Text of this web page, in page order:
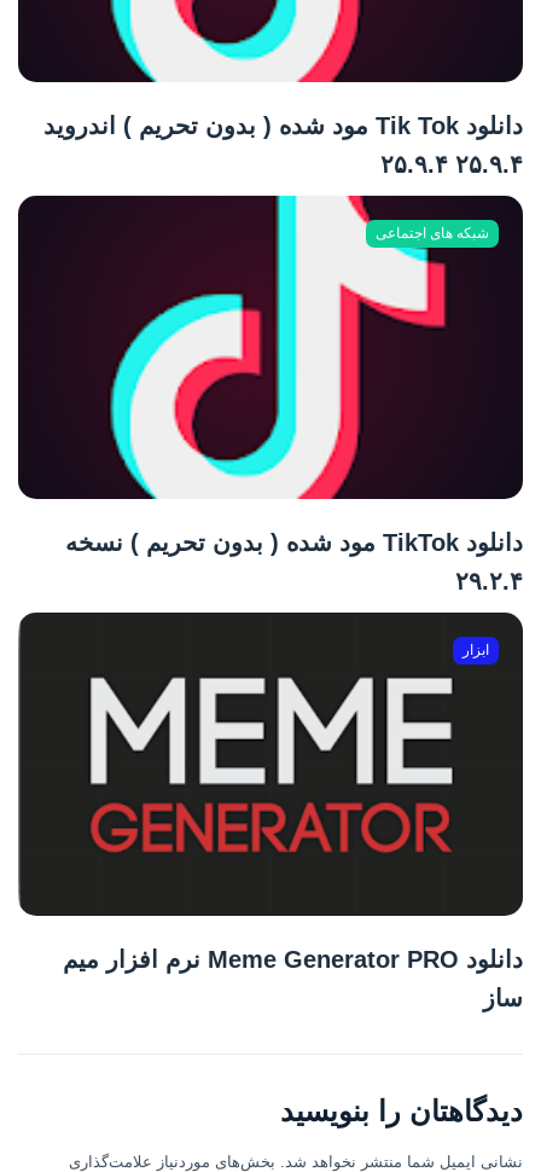
دانلود Tik Tok مود شده ( بدون تحریم ) اندروید
۲۵.۹.۴ ۲۵.۹.۴
شبکه های اجتماعی
دانلود TikTok مود شده ( بدون تحریم ) نسخه
۲۹.۲.۴
ابزار
دانلود Meme Generator PRO نرم افزار میم
ساز
دیدگاهتان را بنویسید
نشانی ایمیل شما منتشر نخواهد شد. بخش‌های موردنیاز علامت‌گذاری